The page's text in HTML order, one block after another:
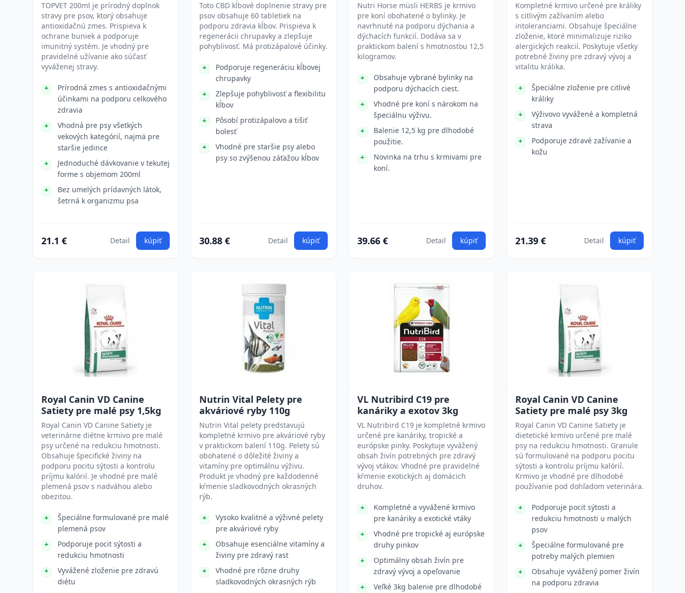
TOPVET 200ml je prírodný doplnok
stravy pre psov, ktorý obsahuje
antioxidačnú zmes. Prispieva k
ochrane buniek a podporuje
imunitný systém. Je vhodný pre
pravidelné užívanie ako súčasť
vyváženej stravy.
Prírodná zmes s antioxidačnými
účinkami na podporu celkového
zdravia
Vhodná pre psy všetkých
vekových kategórií, najmä pre
staršie jedince
Jednoduché dávkovanie v tekutej
forme s objemom 200ml
Bez umelých prídavných látok,
šetrná k organizmu psa
21.1 € Detail kúpiť
Toto CBD kĺbové doplnenie stravy pre
psov obsahuje 60 tabletiek na
podporu zdravia kĺbov. Prispieva k
regenerácii chrupavky a zlepšuje
pohyblivosť. Má protizápalové účinky.
Podporuje regeneráciu kĺbovej
chrupavky
Zlepšuje pohyblivosť a flexibilitu
kĺbov
Pôsobí protizápalovo a tišiť
bolesť
Vhodné pre staršie psy alebo
psy so zvýšenou záťažou kĺbov
30.88 € Detail kúpiť
Nutri Horse müsli HERBS je krmivo
pre koní obohatené o bylinky. Je
navrhnuté na podporu dýchania a
dýchacích funkcií. Dodáva sa v
praktickom balení s hmotnosťou 12,5
kilogramov.
Obsahuje vybrané bylinky na
podporu dýchacích ciest.
Vhodné pre koní s nárokom na
špeciálnu výživu.
Balenie 12,5 kg pre dlhodobé
použitie.
Novinka na trhu s krmivami pre
koní.
39.66 € Detail kúpiť
Kompletné krmivo určené pre králiky
s citlivým zažívaním alebo
intoleranciami. Obsahuje špeciálne
zloženie, ktoré minimalizuje riziko
alergických reakcií. Poskytuje všetky
potrebné živiny pre zdravý vývoj a
vitalitu králika.
Špeciálne zloženie pre citlivé
králiky
Výživovo vyvážené a kompletná
strava
Podporuje zdravé zažívanie a
kožu
21.39 € Detail kúpiť
Royal Canin VD Canine
Satiety pre malé psy 1,5kg
Royal Canin VD Canine Satiety je
veterinárne diétne krmivo pre malé
psy určené na redukciu hmotnosti.
Obsahuje špecifické živiny na
podporu pocitu sýtosti a kontrolu
príjmu kalórií. Je vhodné pre malé
plemená psov s nadváhou alebo
obezitou.
Špeciálne formulované pre malé
plemená psov
Podporuje pocit sýtosti a
redukciu hmotnosti
Vyvážené zloženie pre zdravú
diétu
Nutrin Vital Pelety pre
akváriové ryby 110g
Nutrin Vital pelety predstavujú
kompletné krmivo pre akváriové ryby
v praktickom balení 110g. Pelety sú
obohatené o dôležité živiny a
vitamíny pre optimálnu výživu.
Produkt je vhodný pre každodenné
kŕmenie sladkovodných okrasných
rýb.
Vysoko kvalitné a výživné pelety
pre akváriové ryby
Obsahuje esenciálne vitamíny a
živiny pre zdravý rast
Vhodné pre rôzne druhy
sladkovodných okrasných rýb
VL Nutribird C19 pre
kanáriky a exotov 3kg
VL Nutribird C19 je kompletné krmivo
určené pre kanáriky, tropické a
európske pinky. Poskytuje vyvážený
obsah živín potrebných pre zdravý
vývoj vtákov. Vhodné pre pravidelné
kŕmenie exotických aj domácich
druhov.
Kompletné a vyvážené krmivo
pre kanáriky a exotické vtáky
Vhodné pre tropické aj európske
druhy pinkov
Optimálny obsah živín pre
zdravý vývoj a opeľovanie
Veľké 3kg balenie pre dlhodobé
Royal Canin VD Canine
Satiety pre malé psy 3kg
Royal Canin VD Canine Satiety je
dietetické krmivo určené pre malé
psy na redukciu hmotnosti. Granule
sú formulované na podporu pocitu
sýtosti a kontrolu príjmu kalórií.
Krmivo je vhodné pre dlhodobé
používanie pod dohľadom veterinára.
Podporuje pocit sýtosti a
redukciu hmotnosti u malých
psov
Špeciálne formulované pre
potreby malých plemien
Obsahuje vyvážený pomer živín
na podporu zdravia